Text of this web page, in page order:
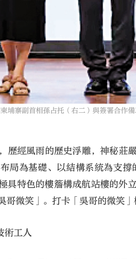
寨副首相孫占托（右二）與簽署合作備
歷經風雨的歷史浮雕，神秘
局為基礎、以結構系統為支
具特色的樓簷構成航站樓的外
哥微笑」。打卡「吳哥的微笑
術工人